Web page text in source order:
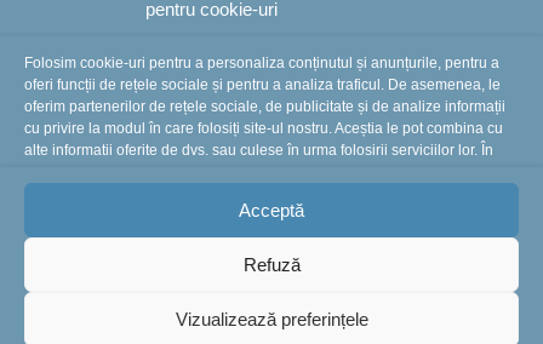
pentru cookie-uri
Folosim cookie-uri pentru a personaliza conținutul și anunțurile, pentru a
oferi funcții de rețele sociale și pentru a analiza traficul. De asemenea, le
oferim partenerilor de rețele sociale, de publicitate și de analize informații
cu privire la modul în care folosiți site-ul nostru. Aceștia le pot combina cu
alte informații oferite de dvs. sau culese în urma folosirii serviciilor lor. În
Acceptă
Refuză
Vizualizează preferințele
În perioada 10-16 august suntem în concediu.
procesate și expediate începând cu 18 august.
mulțumim pentru înțelegere și vă așteptăm cu drag!